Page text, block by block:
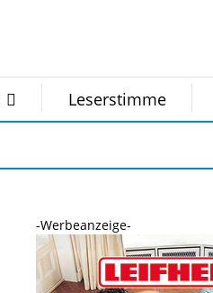
Leserstimme
-Werbeanzeige-